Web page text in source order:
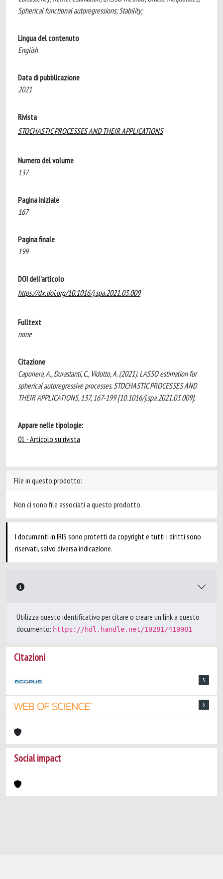
Spherical functional autoregressions; Stability;
Lingua del contenuto
English
Data di pubblicazione
2021
Rivista
STOCHASTIC PROCESSES AND THEIR APPLICATIONS
Numero del volume
137
Pagina iniziale
167
Pagina finale
199
DOI dell'articolo
https://dx.doi.org/10.1016/j.spa.2021.03.009
Fulltext
none
Citazione
Caponera, A., Durastanti, C., Vidotto, A. (2021). LASSO estimation for
spherical autoregressive processes. STOCHASTIC PROCESSES AND
THEIR APPLICATIONS, 137, 167-199 [10.1016/j.spa.2021.03.009].
Appare nelle tipologie:
01 - Articolo su rivista
File in questo prodotto:
Non ci sono file associati a questo prodotto.
I documenti in IRIS sono protetti da copyright e tutti i diritti sono
riservati, salvo diversa indicazione.
Utilizza questo identificativo per citare o creare un link a questo
documento: https://hdl.handle.net/10281/410981
Citazioni
5
5
Social impact